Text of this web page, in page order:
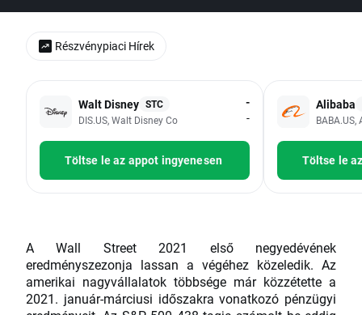
Walt Disney STC
DIS.US, Walt Disney Co
-
-
Töltse le az appot ingyenesen
Alibaba
BABA.US,
Töltse le
A Wall Street 2021 első negyedévének
eredményszezonja lassan a végéhez közeledik. Az
amerikai nagyvállalatok többsége már közzétette a
2021. január-márciusi időszakra vonatkozó pénzügyi
Részvénypiaci Hírek